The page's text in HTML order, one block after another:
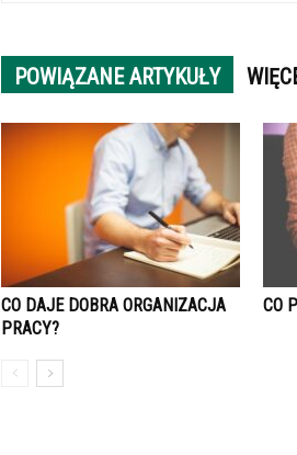
POWIĄZANE ARTYKUŁY
CO DAJE DOBRA ORGANIZACJA
PRACY?
CO